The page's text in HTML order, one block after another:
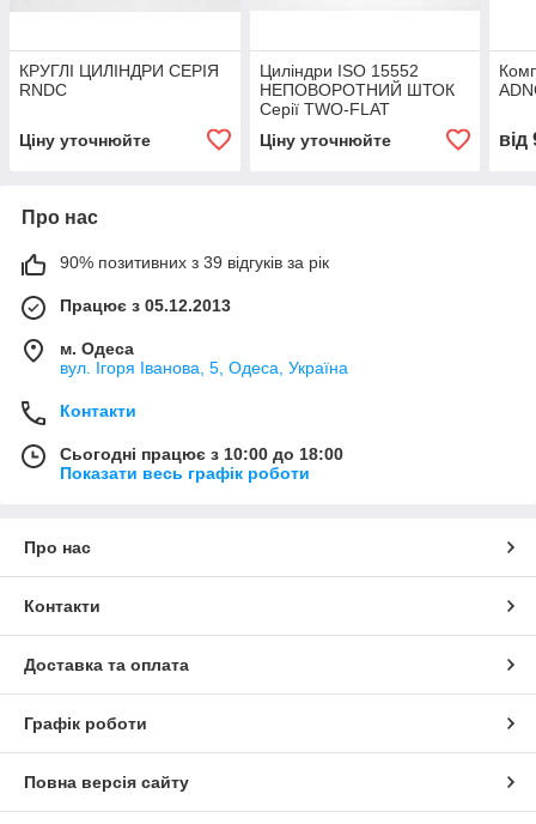
КРУГЛІ ЦИЛІНДРИ СЕРІЯ
RNDC
Ціну уточнюйте
Циліндри ISO 15552
НЕПОВОРОТНИЙ ШТОК
Серії TWO-FLAT
Ціну уточнюйте
від
Про нас
90% позитивних з 39 відгуків за рік
Працює з 05.12.2013
м. Одеса
вул. Ігоря Іванова, 5, Одеса, Україна
Контакти
Сьогодні працює з 10:00 до 18:00
Показати весь графік роботи
Про нас
Контакти
Доставка та оплата
Графік роботи
Повна версія сайту